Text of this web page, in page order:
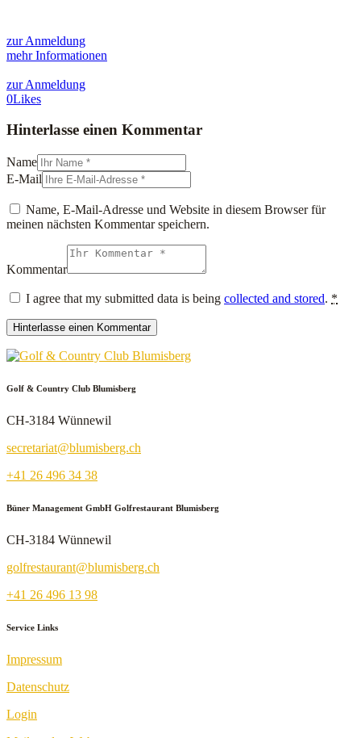
zur Anmeldung
mehr Informationen
zur Anmeldung
0Likes
Hinterlasse einen Kommentar
Name
E-Mail
Name, E-Mail-Adresse und Website in diesem Browser für
meinen nächsten Kommentar speichern.
Kommentar
I agree that my submitted data is being collected and stored. *
Golf & Country Club Blumisberg
CH-3184 Wünnewil
secretariat@blumisberg.ch
+41 26 496 34 38
Büner Management GmbH Golfrestaurant Blumisberg
CH-3184 Wünnewil
golfrestaurant@blumisberg.ch
+41 26 496 13 98
Service Links
Impressum
Datenschutz
Login